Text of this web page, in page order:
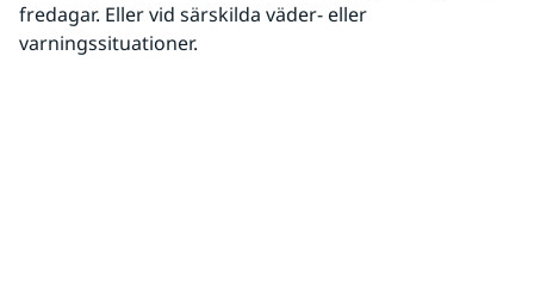
fredagar. Eller vid särskilda väder- eller
varningssituationer.